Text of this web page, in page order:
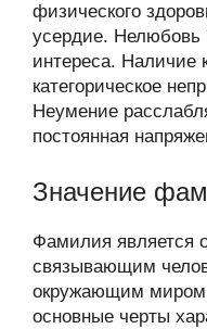
физического
усердие. Нелюбовь
интереса. Наличие
категорическое
Неумение
постоянная
Значение
Фамилия является
связывающим
окружающим миром.
основные черты